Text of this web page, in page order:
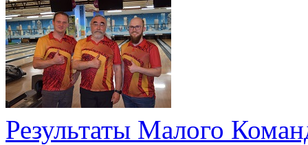
Результаты Малого